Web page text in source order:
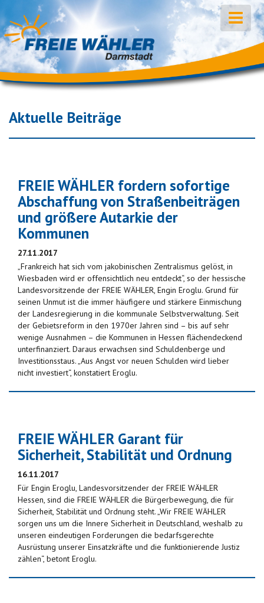
Aktuelle Beiträge
FREIE WÄHLER fordern sofortige
Abschaffung von Straßenbeiträgen
und größere Autarkie der
Kommunen
27.11.2017
„Frankreich hat sich vom jakobinischen Zentralismus gelöst, in
Wiesbaden wird er offensichtlich neu entdeckt“, so der hessische
Landesvorsitzende der FREIE WÄHLER, Engin Eroglu. Grund für
seinen Unmut ist die immer häufigere und stärkere Einmischung
der Landesregierung in die kommunale Selbstverwaltung. Seit
der Gebietsreform in den 1970er Jahren sind – bis auf sehr
wenige Ausnahmen – die Kommunen in Hessen flächendeckend
unterfinanziert. Daraus erwachsen sind Schuldenberge und
Investitionsstaus. „Aus Angst vor neuen Schulden wird lieber
nicht investiert“, konstatiert Eroglu.
FREIE WÄHLER Garant für
Sicherheit, Stabilität und Ordnung
16.11.2017
Für Engin Eroglu, Landesvorsitzender der FREIE WÄHLER
Hessen, sind die FREIE WÄHLER die Bürgerbewegung, die für
Sicherheit, Stabilität und Ordnung steht. „Wir FREIE WÄHLER
sorgen uns um die Innere Sicherheit in Deutschland, weshalb zu
unseren eindeutigen Forderungen die bedarfsgerechte
Ausrüstung unserer Einsatzkräfte und die funktionierende Justiz
zählen“, betont Eroglu.